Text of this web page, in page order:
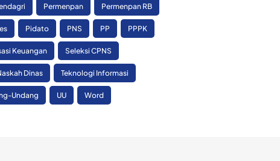
Permenpan Permenpan RB
Pidato PNS PP PPPK
Keuangan Seleksi CPNS
Dinas Teknologi Informasi
Undang UU Word